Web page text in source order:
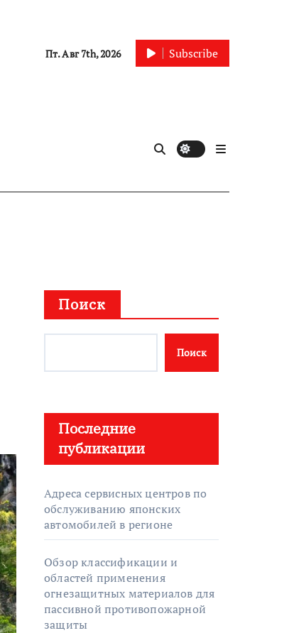
Пт. Авг 7th, 2026 Subscribe
Поиск
Поиск
Последние
публикации
Адреса сервисных центров по
обслуживанию японских
автомобилей в регионе
Обзор классификации и
областей применения
огнезащитных материалов для
пассивной противопожарной
защиты